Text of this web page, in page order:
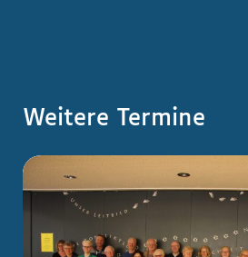
Weitere Termine